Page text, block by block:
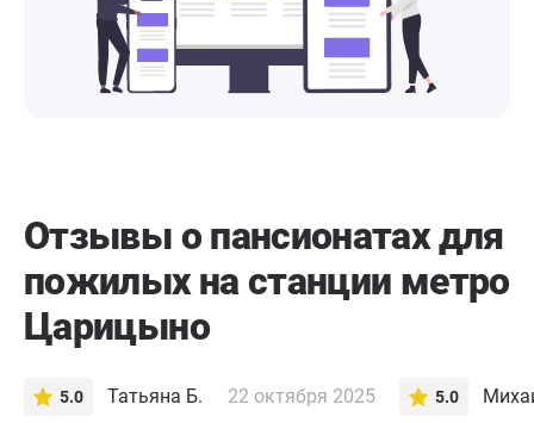
Отзывы о пансионатах для
пожилых на станции метро
Царицыно
5.0 Татьяна Б. 22 октября 2025 5.0